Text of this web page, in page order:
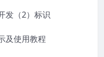
发（2）标识
及使用教程